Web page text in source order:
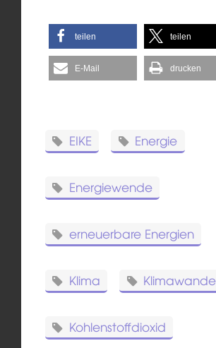
teilen teilen
E-Mail drucken
EIKE Energie
Energiewende
erneuerbare Energien
Klima
Kohlenstoffdioxid